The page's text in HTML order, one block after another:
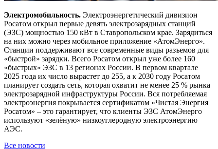
Электромобильность. Электроэнергетический дивизион
Росатом открыл первые девять электрозарядных станций
(ЭЗС) мощностью 150 кВт в Ставропольском крае. Зарядиться
на них можно через мобильное приложение «АтомЭнерго».
Станции поддерживают все современные виды разъемов для
«быстрой» зарядки. Всего Росатом открыл уже более 160
«быстрых» ЭЗС в 13 регионах России. В первом квартале
2025 года их число вырастет до 255, а к 2030 году Росатом
планирует создать сеть, которая охватит не менее 25 % рынка
электрозарядной инфраструктуры России. Вся потребляемая
электроэнергия покрывается сертификатом «Чистая Энергия
Росатом» – это гарантирует, что клиенты ЭЗС АтомЭнерго
используют «зелёную» низкоуглеродную электроэнергию
АЭС.
Все новости